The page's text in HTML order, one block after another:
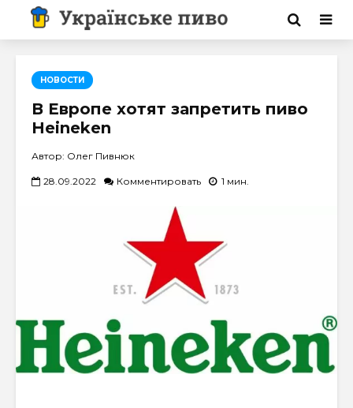
НОВОСТИ
В Европе хотят запретить пиво
Heineken
Автор: Олег Пивнюк
28.09.2022 Комментировать 1 мин.